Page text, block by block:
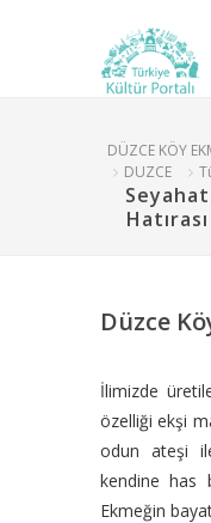
DÜZCE KÖY
DUZCE
Seyahat
Hatırası
Düzce
İlimizde
özelliği ekşi
odun ateşi
kendine has
Ekmeğin